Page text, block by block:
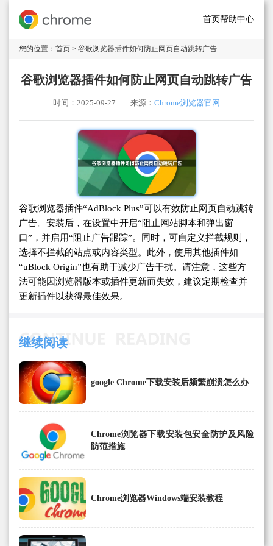
首页帮助中心
您的位置： 首页 > 谷歌浏览器插件如何防止网页自动跳转广告
谷歌浏览器插件如何防止网页自动跳转广告
时间：2025-09-27 来源： Chrome浏览器官网
谷歌浏览器插件“AdBlock Plus”可以有效防止网页自动跳转
广告。安装后，在设置中开启“阻止网站脚本和弹出窗
口”，并启用“阻止广告跟踪”。同时，可自定义拦截规则，
选择不拦截的站点或内容类型。此外，使用其他插件如
“uBlock Origin”也有助于减少广告干扰。请注意，这些方
法可能因浏览器版本或插件更新而失效，建议定期检查并
更新插件以获得最佳效果。
继续阅读
google Chrome下载安装后频繁崩溃怎么办
Chrome浏览器下载安装包安全防护及风险
防范措施
Chrome浏览器Windows端安装教程